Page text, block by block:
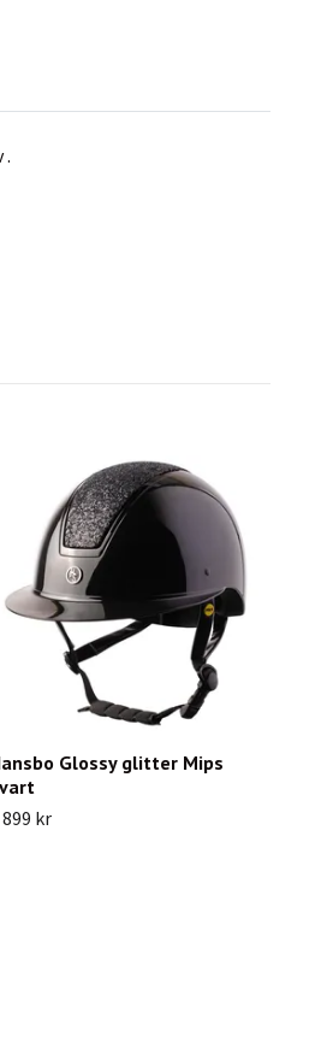
.
Glossy glitter Mips
899 kr